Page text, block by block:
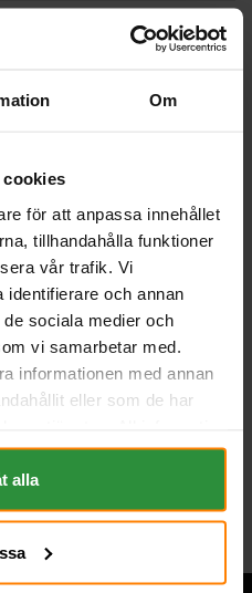
Om
cookies
för att anpassa innehållet
tillhandahålla funktioner
vår trafik. Vi
identifierare och annan
sociala medier och
vi samarbetar med.
informationen med annan
eller som de har
du på vår Cookie sida
alla